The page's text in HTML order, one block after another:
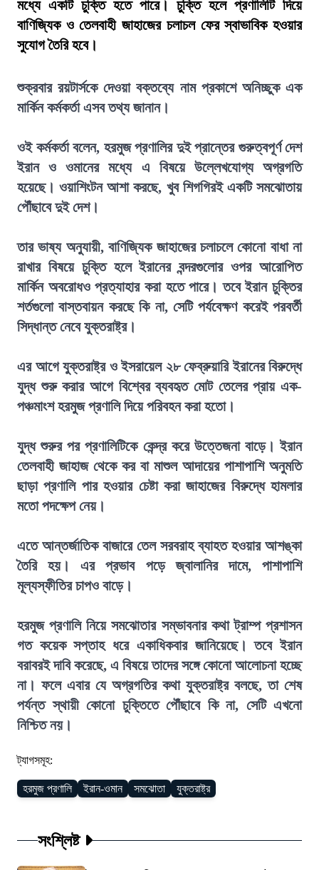
মধ্যে একটি চুক্তি হতে পারে। চুক্তি হলে প্রণালিটি দিয়ে
বাণিজ্যিক ও তেলবাহী জাহাজের চলাচল ফের স্বাভাবিক হওয়ার
সুযোগ তৈরি হবে।
শুক্রবার রয়টার্সকে দেওয়া বক্তব্যে নাম প্রকাশে অনিচ্ছুক এক
মার্কিন কর্মকর্তা এসব তথ্য জানান।
ওই কর্মকর্তা বলেন, হরমুজ প্রণালির দুই প্রান্তের গুরুত্বপূর্ণ দেশ
ইরান ও ওমানের মধ্যে এ বিষয়ে উল্লেখযোগ্য অগ্রগতি
হয়েছে। ওয়াশিংটন আশা করছে, খুব শিগগিরই একটি সমঝোতায়
পৌঁছাবে দুই দেশ।
তার ভাষ্য অনুযায়ী, বাণিজ্যিক জাহাজের চলাচলে কোনো বাধা না
রাখার বিষয়ে চুক্তি হলে ইরানের বন্দরগুলোর ওপর আরোপিত
মার্কিন অবরোধও প্রত্যাহার করা হতে পারে। তবে ইরান চুক্তির
শর্তগুলো বাস্তবায়ন করছে কি না, সেটি পর্যবেক্ষণ করেই পরবর্তী
সিদ্ধান্ত নেবে যুক্তরাষ্ট্র।
এর আগে যুক্তরাষ্ট্র ও ইসরায়েল ২৮ ফেব্রুয়ারি ইরানের বিরুদ্ধে
যুদ্ধ শুরু করার আগে বিশ্বের ব্যবহৃত মোট তেলের প্রায় এক-
পঞ্চমাংশ হরমুজ প্রণালি দিয়ে পরিবহন করা হতো।
যুদ্ধ শুরুর পর প্রণালিটিকে কেন্দ্র করে উত্তেজনা বাড়ে। ইরান
তেলবাহী জাহাজ থেকে কর বা মাশুল আদায়ের পাশাপাশি অনুমতি
ছাড়া প্রণালি পার হওয়ার চেষ্টা করা জাহাজের বিরুদ্ধে হামলার
মতো পদক্ষেপ নেয়।
এতে আন্তর্জাতিক বাজারে তেল সরবরাহ ব্যাহত হওয়ার আশঙ্কা
তৈরি হয়। এর প্রভাব পড়ে জ্বালানির দামে, পাশাপাশি
মূল্যস্ফীতির চাপও বাড়ে।
হরমুজ প্রণালি নিয়ে সমঝোতার সম্ভাবনার কথা ট্রাম্প প্রশাসন
গত কয়েক সপ্তাহ ধরে একাধিকবার জানিয়েছে। তবে ইরান
বরাবরই দাবি করেছে, এ বিষয়ে তাদের সঙ্গে কোনো আলোচনা হচ্ছে
না। ফলে এবার যে অগ্রগতির কথা যুক্তরাষ্ট্র বলছে, তা শেষ
পর্যন্ত স্থায়ী কোনো চুক্তিতে পৌঁছাবে কি না, সেটি এখনো
নিশ্চিত নয়।
ট্যাগসমূহ:
হরমুজ প্রণালি ইরান-ওমান সমঝোতা যুক্তরাষ্ট্র
সংশ্লিষ্ট